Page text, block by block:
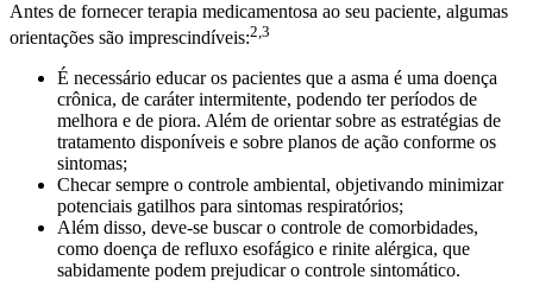
Antes de fornecer terapia medicamentosa ao seu paciente, algumas
orientações são imprescindíveis:2,3
É necessário educar os pacientes que a asma é uma doença
crônica, de caráter intermitente, podendo ter períodos de
melhora e de piora. Além de orientar sobre as estratégias de
tratamento disponíveis e sobre planos de ação conforme os
sintomas;
Checar sempre o controle ambiental, objetivando minimizar
potenciais gatilhos para sintomas respiratórios;
Além disso, deve-se buscar o controle de comorbidades,
como doença de refluxo esofágico e rinite alérgica, que
sabidamente podem prejudicar o controle sintomático.